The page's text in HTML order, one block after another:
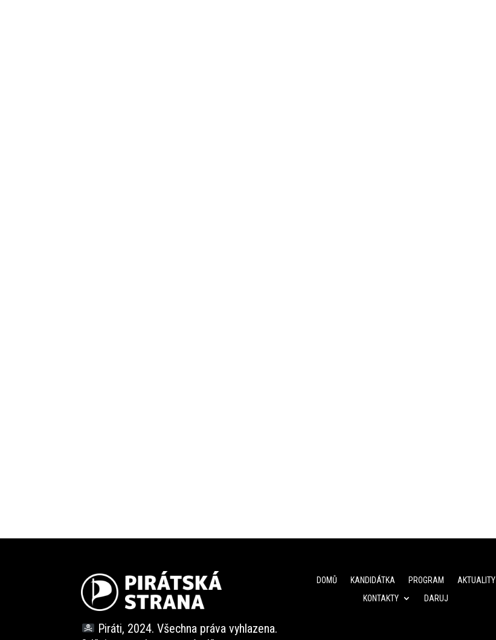
Piráti, 2024. Všechna práva vyhlazena.
DOMŮ KANDIDÁTKA PROGRAM
AKTUALITY
KONTAKTY
DARUJ